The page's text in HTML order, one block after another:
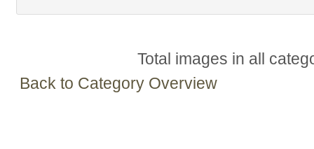
Total images in all
Back to Category Overview